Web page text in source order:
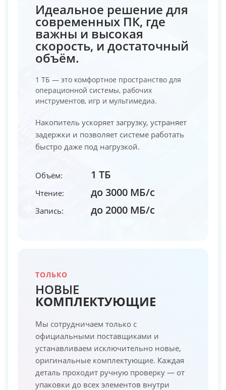
Идеальное решение для
современных ПК, где
важны и высокая
скорость, и достаточный
объём.
1 ТБ — это комфортное пространство для
операционной системы, рабочих
инструментов, игр и мультимедиа.
Накопитель ускоряет загрузку, устраняет
задержки и позволяет системе работать
быстро даже под нагрузкой.
Объём: 1 ТБ
Чтение: до 3000 МБ/с
Запись: до 2000 МБ/с
ТОЛЬКО
НОВЫЕ
КОМПЛЕКТУЮЩИЕ
Мы сотрудничаем только с
официальными поставщиками и
устанавливаем исключительно новые,
оригинальные комплектующие. Каждая
деталь проходит ручную проверку — от
упаковки до всех элементов внутри